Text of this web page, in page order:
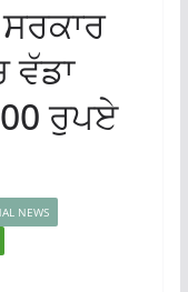
ਵੱਡਾ
ਰੁਪਏ
NEWS